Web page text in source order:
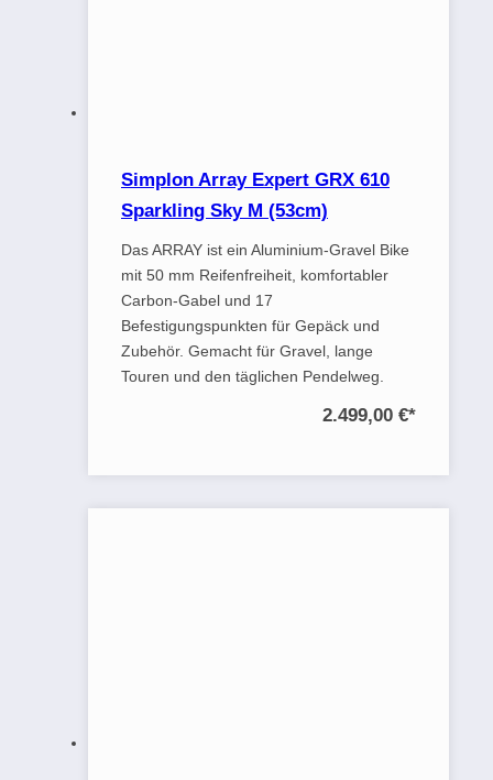
Simplon Array Expert GRX 610
Sparkling Sky M (53cm)
Das ARRAY ist ein Aluminium-Gravel Bike
mit 50 mm Reifenfreiheit, komfortabler
Carbon-Gabel und 17
Befestigungspunkten für Gepäck und
Zubehör. Gemacht für Gravel, lange
Touren und den täglichen Pendelweg.
2.499,00 €*